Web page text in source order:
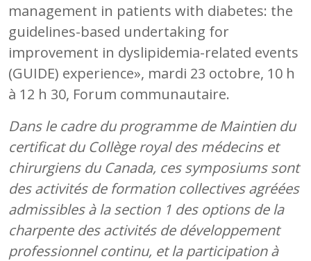
management in patients with diabetes: the
guidelines-based undertaking for
improvement in dyslipidemia-related events
(GUIDE) experience», mardi 23 octobre, 10 h
à 12 h 30, Forum communautaire.
Dans le cadre du programme de Maintien du
certificat du Collège royal des médecins et
chirurgiens du Canada, ces symposiums sont
des activités de formation collectives agréées
admissibles à la section 1 des options de la
charpente des activités de développement
professionnel continu, et la participation à